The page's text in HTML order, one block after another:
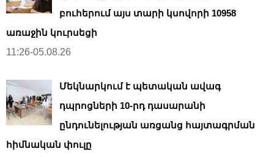
բուհերում այս տարի կսովորի 10958
առաջին կուրսեցի
11:26-05.08.26
Մեկնարկում է պետական ավագ
դպրոցների 10-րդ դասարանի
ընդունելության առցանց հայտագրման
հիմնական փուլը